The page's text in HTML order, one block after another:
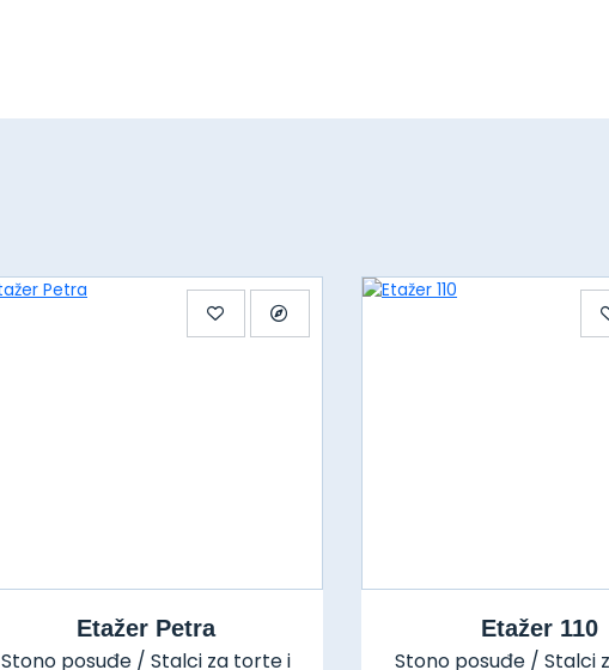
Etažer Petra
Stono posuđe / Stalci za torte i
Etažer 110
Stono posuđe / Stalci